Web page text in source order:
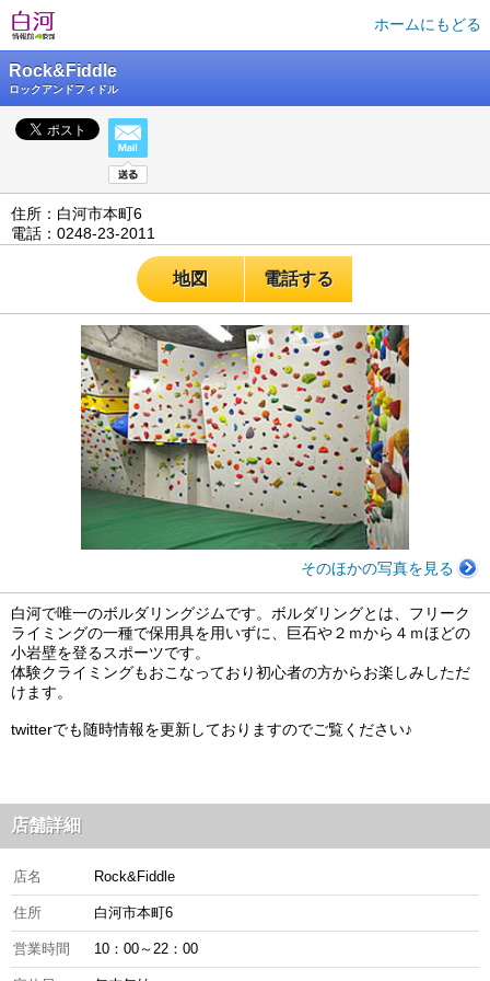
ホームにもどる
Rock&Fiddle
ロックアンドフィドル
住所：白河市本町6
電話：0248-23-2011
地図 電話する
そのほかの写真を見る
白河で唯一のボルダリングジムです。ボルダリングとは、フリーク
ライミングの一種で保用具を用いずに、巨石や２ｍから４ｍほどの
小岩壁を登るスポーツです。
体験クライミングもおこなっており初心者の方からお楽しみしただ
けます。
twitterでも随時情報を更新しておりますのでご覧ください♪
店舗詳細
店名 Rock&Fiddle
住所 白河市本町6
営業時間 10：00～22：00